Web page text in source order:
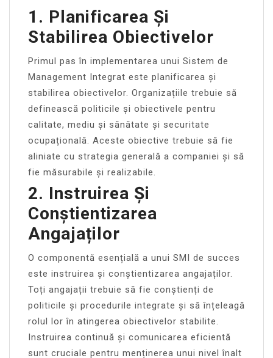
1. Planificarea Și
Stabilirea Obiectivelor
Primul pas în implementarea unui Sistem de
Management Integrat este planificarea și
stabilirea obiectivelor. Organizațiile trebuie să
definească politicile și obiectivele pentru
calitate, mediu și sănătate și securitate
ocupațională. Aceste obiective trebuie să fie
aliniate cu strategia generală a companiei și să
fie măsurabile și realizabile.
2. Instruirea Și
Conștientizarea
Angajaților
O componentă esențială a unui SMI de succes
este instruirea și conștientizarea angajaților.
Toți angajații trebuie să fie conștienți de
politicile și procedurile integrate și să înțeleagă
rolul lor în atingerea obiectivelor stabilite.
Instruirea continuă și comunicarea eficientă
sunt cruciale pentru menținerea unui nivel înalt